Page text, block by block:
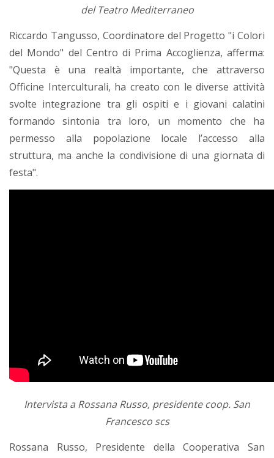
del Teatro Mediterraneo
Riccardo Tangusso, Coordinatore del Progetto "i Colori
del Mondo" del Centro di Prima Accoglienza, afferma:
"Questa è una realtà importante, che attraverso
Officine Interculturali, ha creato con le diverse attività
svolte integrazione tra gli ospiti e i giovani calatini
formando sintonia tra loro, un momento che ha
permesso alla popolazione locale l’accesso alla
struttura, ma anche la condivisione di una giornata di
festa".
Intervista a Rossana Russo, presidente coop. San
Francesco scs
Rossana Russo, Presidente della Cooperativa San